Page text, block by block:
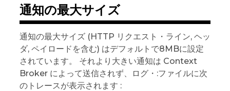
通知の最大サイズ
通知の最大サイズ (HTTP リクエスト・ライン, ヘッ
ダ, ペイロードを含む) はデフォルトで8MBに設定
されています。 それより大きい通知は Context
Broker によって送信されず、ログ・:ファイルに次
のトレースが表示されます :